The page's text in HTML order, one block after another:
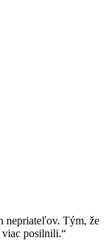
nepriateľov. Tým, že
viac posilnili.